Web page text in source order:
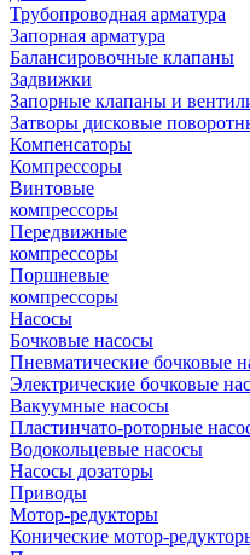
Трубопроводная арматура
Запорная арматура
Балансировочные клапаны
Задвижки
Запорные клапаны и
Затворы дисковые
Компенсаторы
Компрессоры
Винтовые
компрессоры
Передвижные
компрессоры
Поршневые
компрессоры
Насосы
Бочковые насосы
Пневматические бочковые
Электрические бочковые
Вакуумные насосы
Пластинчато-роторные
Водокольцевые насосы
Насосы дозаторы
Приводы
Мотор-редукторы
Конические мотор-